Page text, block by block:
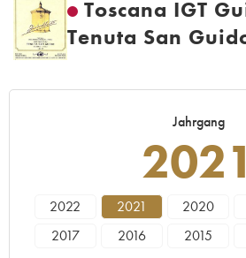
Toscana IGT
Tenuta San
Jahrgang
2021
2022 2021 2020
2017
2016 2015